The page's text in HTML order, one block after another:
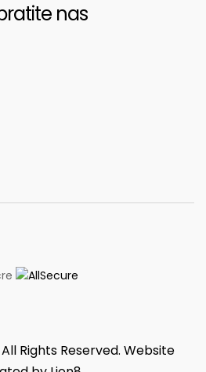
nas
Rights Reserved. Website